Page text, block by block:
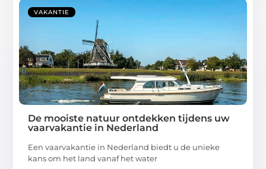
VAKANTIE
De mooiste natuur ontdekken tijdens uw
vaarvakantie in Nederland
Een vaarvakantie in Nederland biedt u de unieke
kans om het land vanaf het water